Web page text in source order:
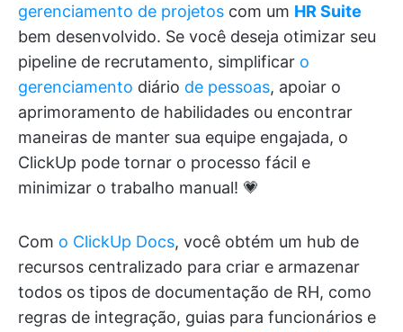
gerenciamento de projetos com um HR Suite
bem desenvolvido. Se você deseja otimizar seu
pipeline de recrutamento, simplificar o
gerenciamento diário de pessoas, apoiar o
aprimoramento de habilidades ou encontrar
maneiras de manter sua equipe engajada, o
ClickUp pode tornar o processo fácil e
minimizar o trabalho manual! 💗
Com o ClickUp Docs, você obtém um hub de
recursos centralizado para criar e armazenar
todos os tipos de documentação de RH, como
regras de integração, guias para funcionários e